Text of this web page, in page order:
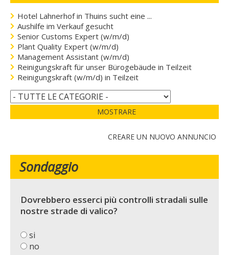
Hotel Lahnerhof in Thuins sucht eine ...
Aushilfe im Verkauf gesucht
Senior Customs Expert (w/m/d)
Plant Quality Expert (w/m/d)
Management Assistant (w/m/d)
Reinigungskraft für unser Bürogebäude in Teilzeit
Reinigungskraft (w/m/d) in Teilzeit
MOSTRARE
CREARE UN NUOVO ANNUNCIO
Sondaggio
Dovrebbero esserci più controlli stradali sulle
nostre strade di valico?
si
no